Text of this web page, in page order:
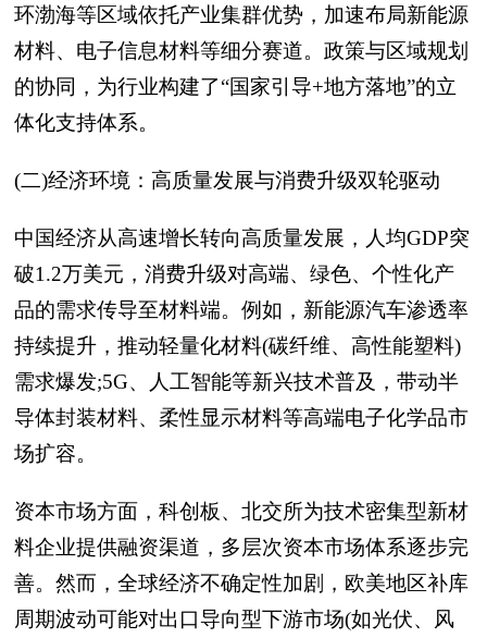
环渤海等区域依托产业集群优势，加速布局新能源
材料、电子信息材料等细分赛道。政策与区域规划
的协同，为行业构建了“国家引导+地方落地”的立
体化支持体系。
(二)经济环境：高质量发展与消费升级双轮驱动
中国经济从高速增长转向高质量发展，人均GDP突
破1.2万美元，消费升级对高端、绿色、个性化产
品的需求传导至材料端。例如，新能源汽车渗透率
持续提升，推动轻量化材料(碳纤维、高性能塑料)
需求爆发;5G、人工智能等新兴技术普及，带动半
导体封装材料、柔性显示材料等高端电子化学品市
场扩容。
资本市场方面，科创板、北交所为技术密集型新材
料企业提供融资渠道，多层次资本市场体系逐步完
善。然而，全球经济不确定性加剧，欧美地区补库
周期波动可能对出口导向型下游市场(如光伏、风